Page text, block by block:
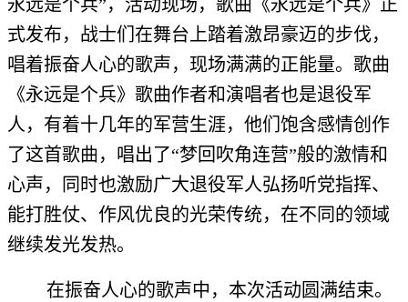
永远是个兵”，活动现场，歌曲《永远是个兵》正
式发布，战士们在舞台上踏着激昂豪迈的步伐，
唱着振奋人心的歌声，现场满满的正能量。歌曲
《永远是个兵》歌曲作者和演唱者也是退役军
人，有着十几年的军营生涯，他们饱含感情创作
了这首歌曲，唱出了“梦回吹角连营”般的激情和
心声，同时也激励广大退役军人弘扬听党指挥、
能打胜仗、作风优良的光荣传统，在不同的领域
继续发光发热。
在振奋人心的歌声中，本次活动圆满结束。